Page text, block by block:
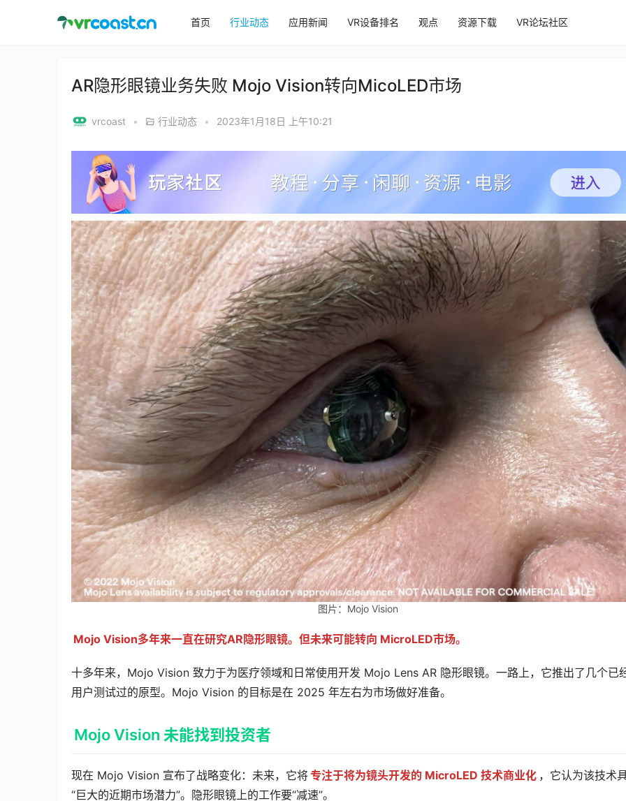
首页 行业动态 应用新闻 VR设备排名 观点 资源下载 VR论坛社区
AR隐形眼镜业务失败 Mojo Vision转向MicoLED市场
vrcoast • 行业动态 • 2023年1月18日 上午10:21
图片：Mojo Vision
Mojo Vision多年来一直在研究AR隐形眼镜。但未来可能转向 MicroLED市场。
十多年来，Mojo Vision 致力于为医疗领域和日常使用开发 Mojo Lens AR 隐形眼镜。一路上，它推出了几个已
用户测试过的原型。Mojo Vision 的目标是在 2025 年左右为市场做好准备。
Mojo Vision 未能找到投资者
现在 Mojo Vision 宣布了战略变化：未来，它将专注于将为镜头开发的 MicroLED 技术商业化 ，它认为该技术
“巨大的近期市场潜力”。隐形眼镜上的工作要“减速”。